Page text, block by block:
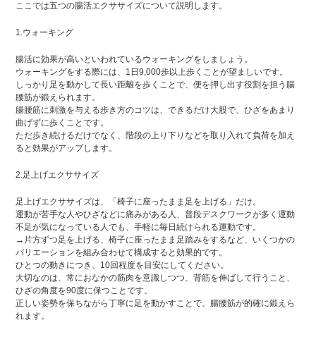
ここでは五つの腸活エクササイズについて説明します。
1.ウォーキング
腸活に効果が高いといわれているウォーキングをしましょう。
ウォーキングをする際には、1日9,000歩以上歩くことが望ましいです。
しっかり足を動かして長い距離を歩くことで、便を押し出す役割を担う腸
腰筋が鍛えられます。
腸腰筋に刺激を与える歩き方のコツは、できるだけ大股で、ひざをあまり
曲げずに歩くことです。
ただ歩き続けるだけでなく、階段の上り下りなどを取り入れて負荷を加え
ると効果がアップします。
2.足上げエクササイズ
足上げエクササイズは、「椅子に座ったまま足を上げる」だけ。
運動が苦手な人やひざなどに痛みがある人、普段デスクワークが多く運動
不足が気になっている人でも、手軽に毎日続けられる運動です。
→片方ずつ足を上げる、椅子に座ったまま足踏みをするなど、いくつかの
バリエーションを組み合わせて構成すると効果的です。
ひとつの動きにつき、10回程度を目安にしてください。
大切なのは、常におなかの筋肉を意識しつつ、背筋を伸ばして行うこと、
ひざの角度を90度に保つことです。
正しい姿勢を保ちながら丁寧に足を動かすことで、腸腰筋が的確に鍛えら
れます。